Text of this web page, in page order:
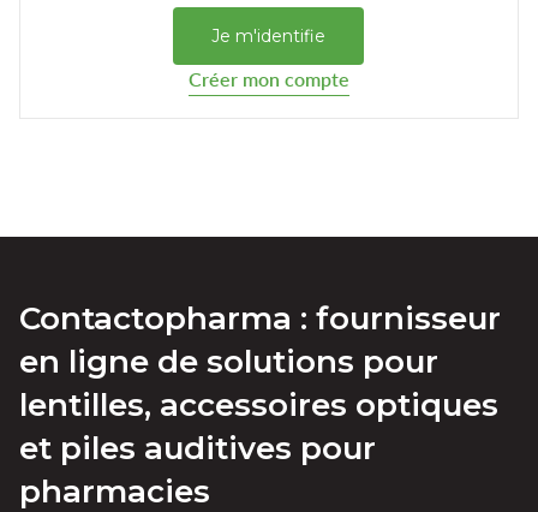
Je m'identifie
Créer mon compte
Contactopharma : fournisseur
en ligne de solutions pour
lentilles, accessoires optiques
et piles auditives pour
pharmacies